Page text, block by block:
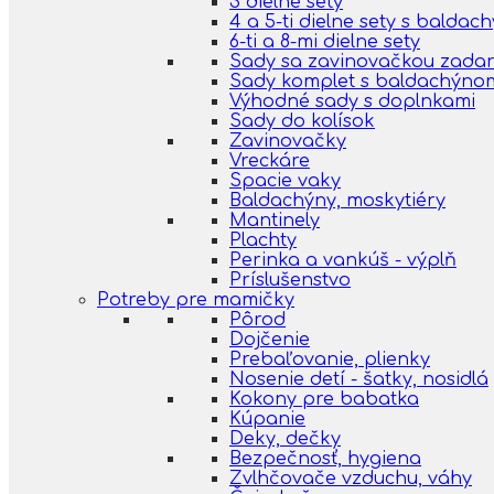
4 a 5-ti dielne sety s
6-ti a 8-mi dielne sety
Sady sa zavinovačkou
Sady komplet s
Výhodné sady s doplnkami
Sady do kolísok
Zavinovačky
Vreckáre
Spacie vaky
Baldachýny, moskytiéry
Mantinely
Plachty
Perinka a vankúš - výplň
Príslušenstvo
Potreby pre mamičky
Pôrod
Dojčenie
Prebaľovanie, plienky
Nosenie detí - šatky, nosidlá
Kokony pre babatka
Kúpanie
Deky, dečky
Bezpečnosť, hygiena
Zvlhčovače vzduchu, váhy